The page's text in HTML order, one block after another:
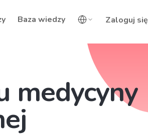
Zaloguj się
Baza wiedzy
medycyny